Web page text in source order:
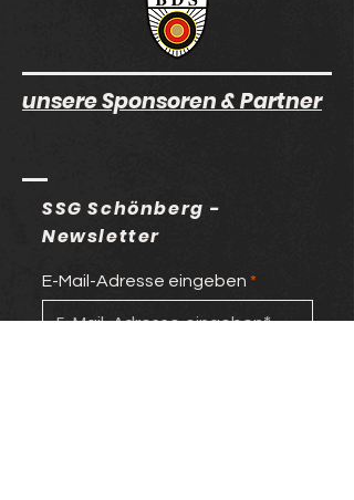
unsere Sponsoren & Partner
SSG Schönberg -
Newsletter
E-Mail-Adresse eingeben